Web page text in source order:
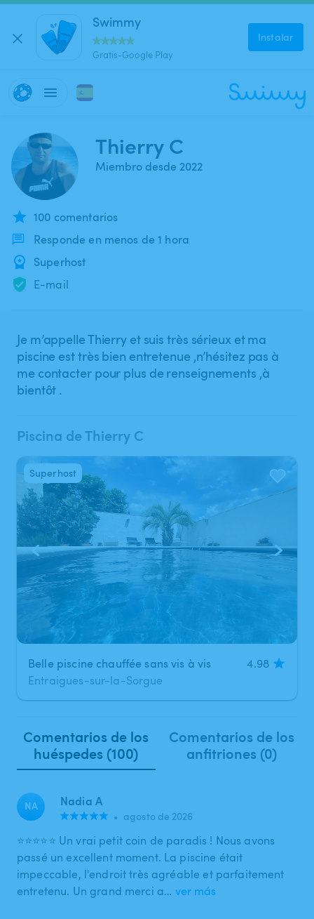
Swimmy
Gratis-Google Play
Instalar
Thierry C
Miembro desde 2022
100 comentarios
Responde en menos de 1 hora
Superhost
E-mail
Je m’appelle Thierry et suis très sérieux et ma
piscine est très bien entretenue ,n’hésitez pas à
me contacter pour plus de renseignements ,à
bientôt .
Piscina de Thierry C
1/15
Belle piscine chauffée sans vis à vis
4.98
Entraigues-sur-la-Sorgue
Superhost
Comentarios de los
huéspedes (100)
Comentarios de los
anfitriones (0)
NA Nadia A
• agosto de 2026
⭐⭐⭐⭐⭐ Un vrai petit coin de paradis ! Nous avons
passé un excellent moment. La piscine était
impeccable, l'endroit très agréable et parfaitement
entretenu. Un grand merci a… ver más